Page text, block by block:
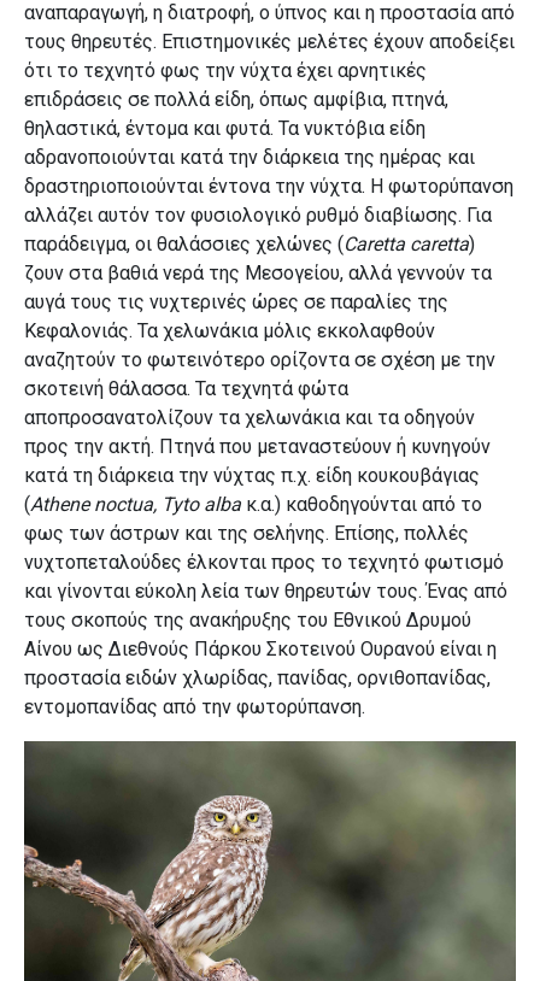
αναπαραγωγή, η διατροφή, ο ύπνος και η προστασία από
τους θηρευτές. Επιστημονικές μελέτες έχουν αποδείξει
ότι το τεχνητό φως την νύχτα έχει αρνητικές
επιδράσεις σε πολλά είδη, όπως αμφίβια, πτηνά,
θηλαστικά, έντομα και φυτά. Τα νυκτόβια είδη
αδρανοποιούνται κατά την διάρκεια της ημέρας και
δραστηριοποιούνται έντονα την νύχτα. Η φωτορύπανση
αλλάζει αυτόν τον φυσιολογικό ρυθμό διαβίωσης. Για
παράδειγμα, οι θαλάσσιες χελώνες (Caretta caretta)
ζουν στα βαθιά νερά της Μεσογείου, αλλά γεννούν τα
αυγά τους τις νυχτερινές ώρες σε παραλίες της
Κεφαλονιάς. Τα χελωνάκια μόλις εκκολαφθούν
αναζητούν το φωτεινότερο ορίζοντα σε σχέση με την
σκοτεινή θάλασσα. Τα τεχνητά φώτα
αποπροσανατολίζουν τα χελωνάκια και τα οδηγούν
προς την ακτή. Πτηνά που μεταναστεύουν ή κυνηγούν
κατά τη διάρκεια την νύχτας π.χ. είδη κουκουβάγιας
(Athene noctua, Tyto alba κ.α.) καθοδηγούνται από το
φως των άστρων και της σελήνης. Επίσης, πολλές
νυχτοπεταλούδες έλκονται προς το τεχνητό φωτισμό
και γίνονται εύκολη λεία των θηρευτών τους. Ένας από
τους σκοπούς της ανακήρυξης του Εθνικού Δρυμού
Αίνου ως Διεθνούς Πάρκου Σκοτεινού Ουρανού είναι η
προστασία ειδών χλωρίδας, πανίδας, ορνιθοπανίδας,
εντομοπανίδας από την φωτορύπανση.